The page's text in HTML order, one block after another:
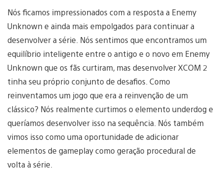
Nós ficamos impressionados com a resposta a Enemy
Unknown e ainda mais empolgados para continuar a
desenvolver a série. Nós sentimos que encontramos um
equilíbrio inteligente entre o antigo e o novo em Enemy
Unknown que os fãs curtiram, mas desenvolver XCOM 2
tinha seu próprio conjunto de desafios. Como
reinventamos um jogo que era a reinvenção de um
clássico? Nós realmente curtimos o elemento underdog e
queríamos desenvolver isso na sequência. Nós também
vimos isso como uma oportunidade de adicionar
elementos de gameplay como geração procedural de
volta à série.